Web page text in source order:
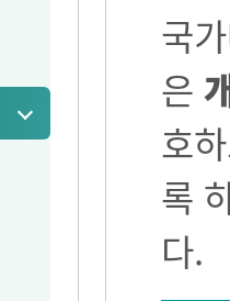
국
은
호
록
다.